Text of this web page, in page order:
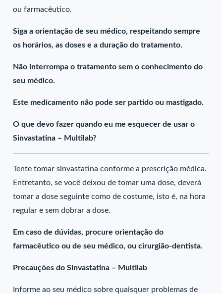
ou farmacêutico.
Siga a orientação de seu médico, respeitando sempre
os horários, as doses e a duração do tratamento.
Não interrompa o tratamento sem o conhecimento do
seu médico.
Este medicamento não pode ser partido ou mastigado.
O que devo fazer quando eu me esquecer de usar o
Sinvastatina – Multilab?
Tente tomar sinvastatina conforme a prescrição médica.
Entretanto, se você deixou de tomar uma dose, deverá
tomar a dose seguinte como de costume, isto é, na hora
regular e sem dobrar a dose.
Em caso de dúvidas, procure orientação do
farmacêutico ou de seu médico, ou cirurgião-dentista.
Precauções do Sinvastatina – Multilab
Informe ao seu médico sobre quaisquer problemas de